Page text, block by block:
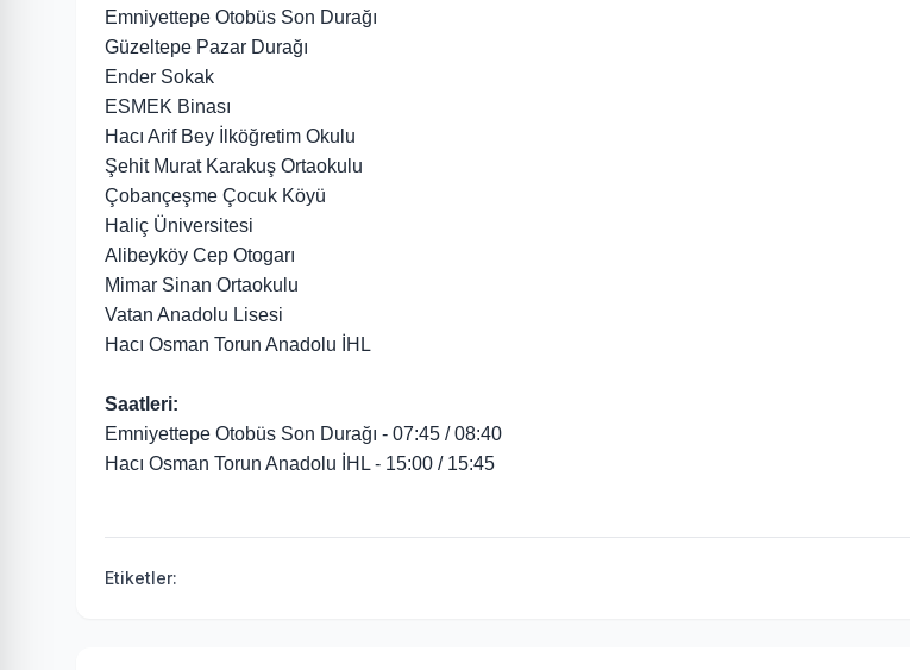
Emniyettepe Otobüs Son Durağı
Güzeltepe Pazar Durağı
Ender Sokak
ESMEK Binası
Hacı Arif Bey İlköğretim Okulu
Şehit Murat Karakuş Ortaokulu
Çobançeşme Çocuk Köyü
Haliç Üniversitesi
Alibeyköy Cep Otogarı
Mimar Sinan Ortaokulu
Vatan Anadolu Lisesi
Hacı Osman Torun Anadolu İHL
Saatleri:
Emniyettepe Otobüs Son Durağı - 07:45 / 08:40
Hacı Osman Torun Anadolu İHL - 15:00 / 15:45
Etiketler: